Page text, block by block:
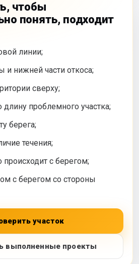
чтобы
понять, подходит
линии;
нижней части откоса;
сверху;
проблемного участка;
берега;
течения;
происходит с берегом;
с берегом со стороны
участок
выполненные проекты